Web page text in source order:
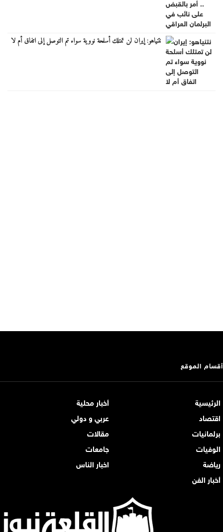
نتنياهو: إيران لن تمتلك أسلحة نووية سواء تم التوصل إلى اتفاق أم لا
أقسام الموقع
الرئيسية
أخبار محلية
اقتصاد
عربي و دولي
برلمانيات
مقالات
الوفيات
جامعات
رياضة
اخبار الناس
أخبار الفن